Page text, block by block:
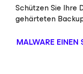
Schützen Sie Ihre
gehärteten
MALWARE